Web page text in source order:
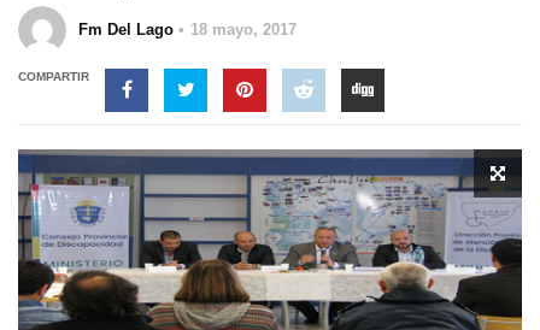
Fm Del Lago 18 mayo, 2017
COMPARTIR